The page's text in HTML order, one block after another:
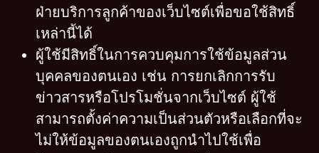
ฝ่ายบริการลูกค้าของเว็บไซต์เพื่อขอใช้สิทธิ์
เหล่านี้ได้
ผู้ใช้มีสิทธิ์ในการควบคุมการใช้ข้อมูลส่วน
บุคคลของตนเอง เช่น การยกเลิกการรับ
ข่าวสารหรือโปรโมชั่นจากเว็บไซต์ ผู้ใช้
สามารถตั้งค่าความเป็นส่วนตัวหรือเลือกที่จะ
ไม่ให้ข้อมูลของตนเองถูกนำไปใช้เพื่อ